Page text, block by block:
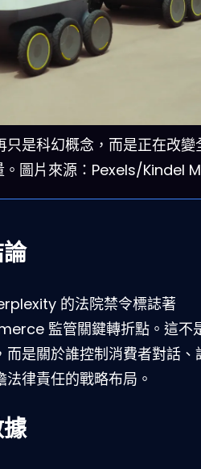
只是科幻概念，而是正在改變
。圖片來源：Pexels/Kindel
的法院禁令標誌著
監管關鍵轉折點。這不
而是關於誰控制消費者對話、
法律責任的戰略布局。